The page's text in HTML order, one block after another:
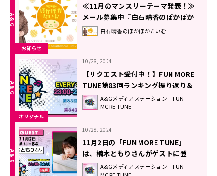
お知らせ
≪11月のマンスリーテーマ発表！≫
メール募集中『白石晴香のぽかぽか
たいむ』白石晴香のぽかぽかたいむ
オリジナル
10/28, 2024
【リクエスト受付中！】FUN MORE
TUNE第83回ランキング振り返り＆
第84回 注目楽曲紹介
A&Gメディアステーション FUN
MORE TUNE
10/28, 2024
11月2日の「FUN MORE TUNE」
は、楠木ともりさんがゲストに登
場！ A&Gメディアステーション FUN